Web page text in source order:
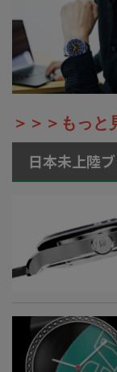
＞＞＞もっと
日本未上陸